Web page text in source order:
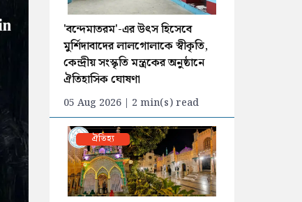
'বন্দেমাতরম'-এর উৎস হিসেবে
মুর্শিদাবাদের লালগোলাকে স্বীকৃতি,
কেন্দ্রীয় সংস্কৃতি মন্ত্রকের অনুষ্ঠানে
ঐতিহাসিক ঘোষণা
05 Aug 2026 | 2 min(s) read
ঐতিহ্য